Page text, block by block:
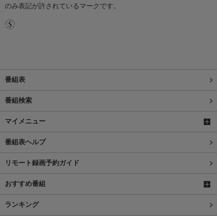
のみ表記が許されているマークです。
番組表
番組検索
マイメニュー
番組表ヘルプ
リモート録画予約ガイド
おすすめ番組
ランキング